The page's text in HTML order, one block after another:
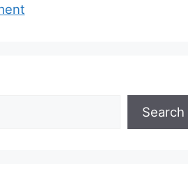
Search